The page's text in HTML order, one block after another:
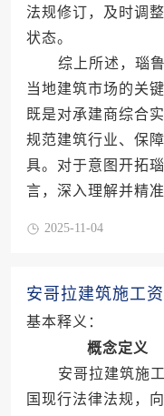
法规修订，及时调
状态。
综上所述，瑙鲁
当地建筑市场的关
既是对承建商综合
规范建筑行业、保
具。对于意图开拓
言，深入理解并精
2025-11-04
安哥拉建筑施工
基本释义：
概念定义
安哥拉建筑施工
国现行法律法规，